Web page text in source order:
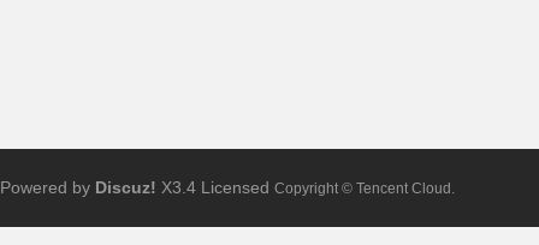
Powered by Discuz! X3.4 Licensed Copyright © Tencent Cloud.